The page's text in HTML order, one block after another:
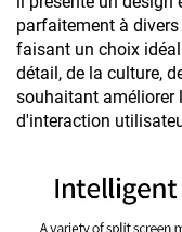
parfaitement à
faisant un choix
détail, de la culture,
souhaitant améliorer
d'interaction